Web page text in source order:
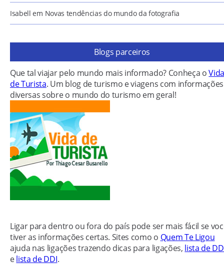
Isabell em Novas tendências do mundo da fotografia
Blogs parceiros
Que tal viajar pelo mundo mais informado? Conheça o
de Turista. Um blog de turismo e viagens com informações
diversas sobre o mundo do turismo em geral!
Ligar para dentro ou fora do país pode ser mais fácil se
tiver as informações certas. Sites como o Quem Te Ligou
ajuda nas ligações trazendo dicas para ligações, lista de
elista de DDI.